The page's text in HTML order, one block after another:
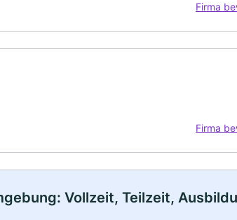
Firma
Firma
Vollzeit, Teilzeit,